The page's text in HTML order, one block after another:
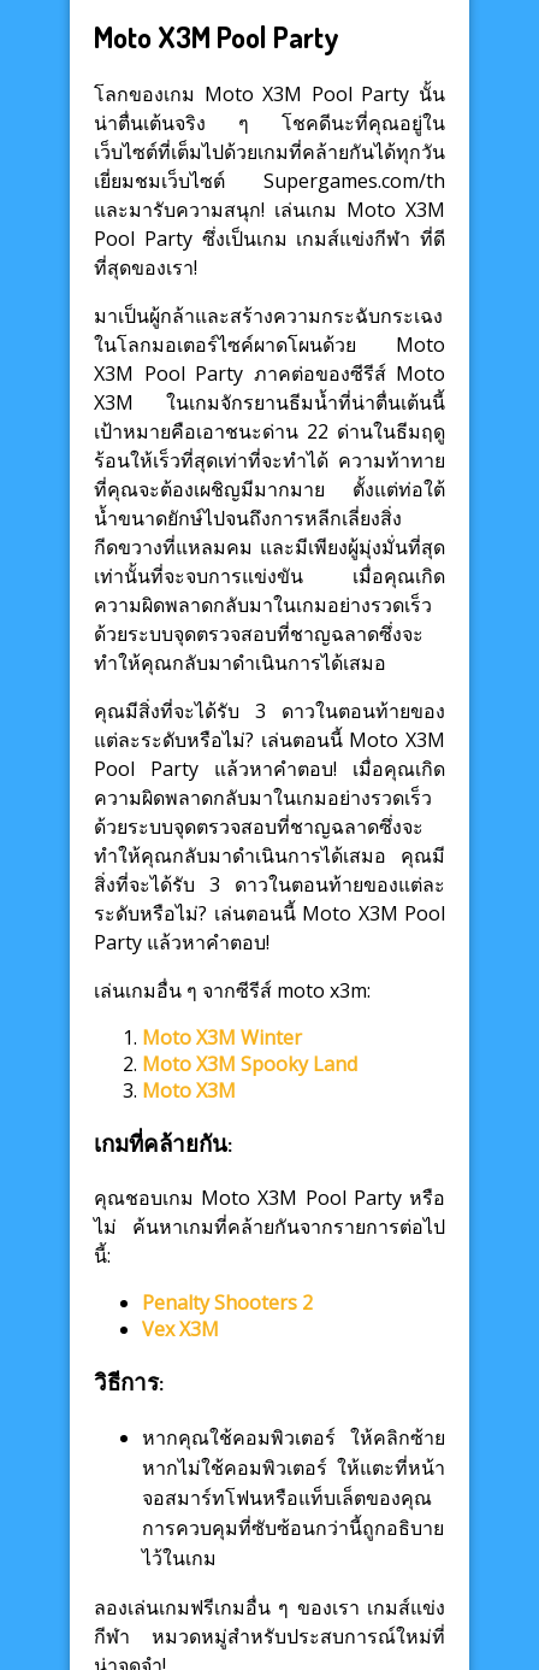
Moto X3M Pool Party
โลกของเกม Moto X3M Pool Party นั้น
น่าตื่นเต้นจริง ๆ โชคดีนะที่คุณอยู่ใน
เว็บไซต์ที่เต็มไปด้วยเกมที่คล้ายกันได้ทุกวัน
เยี่ยมชมเว็บไซต์ Supergames.com/th
และมารับความสนุก! เล่นเกม Moto X3M
Pool Party ซึ่งเป็นเกม เกมส์แข่งกีฬา ที่ดี
ที่สุดของเรา!
มาเป็นผู้กล้าและสร้างความกระฉับกระเฉง
ในโลกมอเตอร์ไซค์ผาดโผนด้วย Moto
X3M Pool Party ภาคต่อของซีรีส์ Moto
X3M ในเกมจักรยานธีมน้ำที่น่าตื่นเต้นนี้
เป้าหมายคือเอาชนะด่าน 22 ด่านในธีมฤดู
ร้อนให้เร็วที่สุดเท่าที่จะทำได้ ความท้าทาย
ที่คุณจะต้องเผชิญมีมากมาย ตั้งแต่ท่อใต้
น้ำขนาดยักษ์ไปจนถึงการหลีกเลี่ยงสิ่ง
กีดขวางที่แหลมคม และมีเพียงผู้มุ่งมั่นที่สุด
เท่านั้นที่จะจบการแข่งขัน เมื่อคุณเกิด
ความผิดพลาดกลับมาในเกมอย่างรวดเร็ว
ด้วยระบบจุดตรวจสอบที่ชาญฉลาดซึ่งจะ
ทำให้คุณกลับมาดำเนินการได้เสมอ
คุณมีสิ่งที่จะได้รับ 3 ดาวในตอนท้ายของ
แต่ละระดับหรือไม่? เล่นตอนนี้ Moto X3M
Pool Party แล้วหาคำตอบ! เมื่อคุณเกิด
ความผิดพลาดกลับมาในเกมอย่างรวดเร็ว
ด้วยระบบจุดตรวจสอบที่ชาญฉลาดซึ่งจะ
ทำให้คุณกลับมาดำเนินการได้เสมอ คุณมี
สิ่งที่จะได้รับ 3 ดาวในตอนท้ายของแต่ละ
ระดับหรือไม่? เล่นตอนนี้ Moto X3M Pool
Party แล้วหาคำตอบ!
เล่นเกมอื่น ๆ จากซีรีส์ moto x3m:
Moto X3M Winter
Moto X3M Spooky Land
Moto X3M
เกมที่คล้ายกัน:
คุณชอบเกม Moto X3M Pool Party หรือ
ไม่ ค้นหาเกมที่คล้ายกันจากรายการต่อไป
นี้:
Penalty Shooters 2
Vex X3M
วิธีการ:
หากคุณใช้คอมพิวเตอร์ ให้คลิกซ้าย
หากไม่ใช้คอมพิวเตอร์ ให้แตะที่หน้า
จอสมาร์ทโฟนหรือแท็บเล็ตของคุณ
การควบคุมที่ซับซ้อนกว่านี้ถูกอธิบาย
ไว้ในเกม
ลองเล่นเกมฟรีเกมอื่น ๆ ของเรา เกมส์แข่ง
กีฬา หมวดหมู่สำหรับประสบการณ์ใหม่ที่